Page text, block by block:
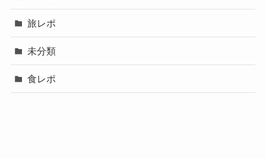
旅レポ
未分類
食レポ